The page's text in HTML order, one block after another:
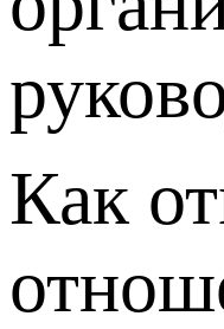
Как